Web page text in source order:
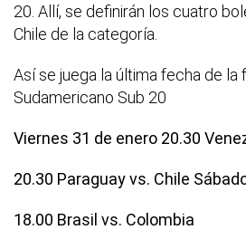
20. Allí, se definirán los cuatro
Chile de la categoría.
Así se juega la última fecha de la
Sudamericano Sub 20
Viernes 31 de enero 20.30
20.30 Paraguay vs. Chile
18.00 Brasil vs. Colombia